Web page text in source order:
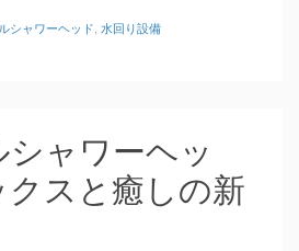
シャワーヘッド 水回り設備
ャワーヘッ
クスと癒しの新